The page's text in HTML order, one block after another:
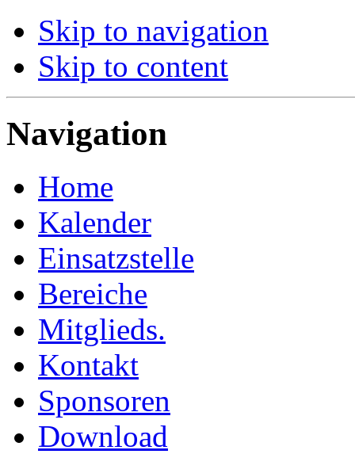
Skip to navigation
Skip to content
Navigation
Home
Kalender
Einsatzstelle
Bereiche
Mitglieds.
Kontakt
Sponsoren
Download